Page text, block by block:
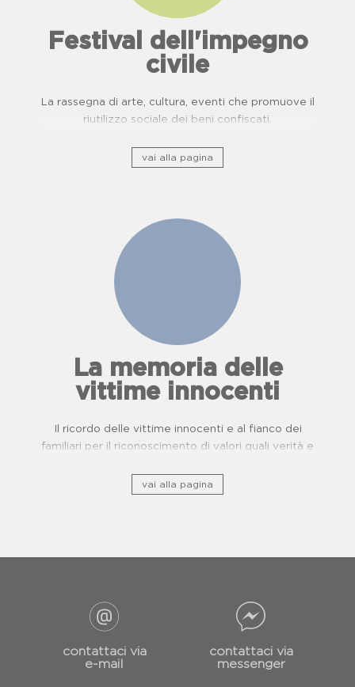
Festival dell'impegno
civile
La rassegna di arte, cultura, eventi che promuove il
riutilizzo sociale dei beni confiscati.
vai alla pagina
La memoria delle
vittime innocenti
Il ricordo delle vittime innocenti e al fianco dei
familiari per il riconoscimento di valori quali verità e
vai alla pagina
contattaci via
e-mail
contattaci via
messenger